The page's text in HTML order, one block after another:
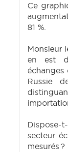
Ce
81 %.
Monsieur
en est
échanges
Russie
secteur
mesurés ?